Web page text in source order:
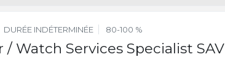
DURÉE INDÉTERMINÉE 80-100 %
Watch Services Specialist SAV